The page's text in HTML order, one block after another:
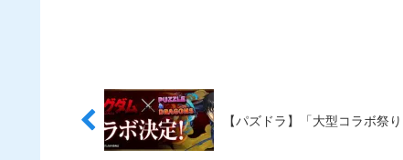
【パズドラ】「大型コラ